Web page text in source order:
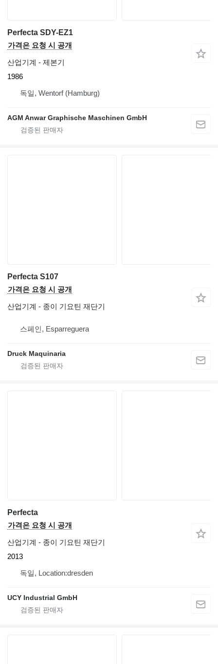
Perfecta SDY-EZ1
가격은 요청 시 공개
산업기계 - 제본기
1986
독일, Wentorf (Hamburg)
AGM Anwar Graphische Maschinen GmbH
Perfecta S107
가격은 요청 시 공개
산업기계 - 종이 기요틴 재단기
스페인, Esparreguera
Druck Maquinaria
Perfecta
가격은 요청 시 공개
산업기계 - 종이 기요틴 재단기
2013
독일, Location:dresden
UCY Industrial GmbH